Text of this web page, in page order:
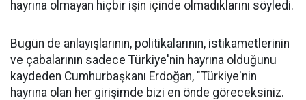
hayrına olmayan hiçbir işin içinde olmadıklarını söyledi.
Bugün de anlayışlarının, politikalarının, istikametlerinin
ve çabalarının sadece Türkiye'nin hayrına olduğunu
kaydeden Cumhurbaşkanı Erdoğan, "Türkiye'nin
hayrına olan her girişimde bizi en önde göreceksiniz.